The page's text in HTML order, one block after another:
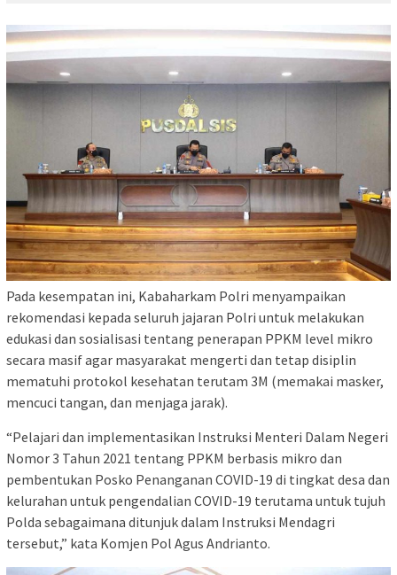
Pada kesempatan ini, Kabaharkam Polri menyampaikan
rekomendasi kepada seluruh jajaran Polri untuk melakukan
edukasi dan sosialisasi tentang penerapan PPKM level mikro
secara masif agar masyarakat mengerti dan tetap disiplin
mematuhi protokol kesehatan terutam 3M (memakai masker,
mencuci tangan, dan menjaga jarak).
“Pelajari dan implementasikan Instruksi Menteri Dalam Negeri
Nomor 3 Tahun 2021 tentang PPKM berbasis mikro dan
pembentukan Posko Penanganan COVID-19 di tingkat desa dan
kelurahan untuk pengendalian COVID-19 terutama untuk tujuh
Polda sebagaimana ditunjuk dalam Instruksi Mendagri
tersebut,” kata Komjen Pol Agus Andrianto.